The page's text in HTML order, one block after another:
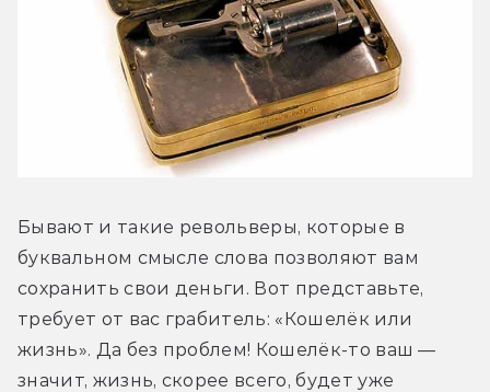
Бывают и такие револьверы, которые в
буквальном смысле слова позволяют вам
сохранить свои деньги. Вот представьте,
требует от вас грабитель: «Кошелёк или
жизнь». Да без проблем! Кошелёк-то ваш —
значит, жизнь, скорее всего, будет уже